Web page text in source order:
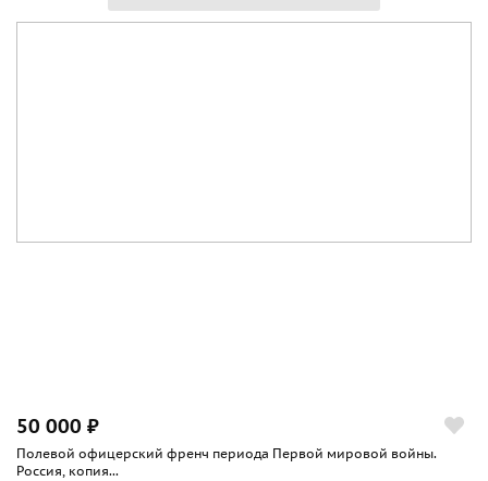
50 000 ₽
Полевой офицерский френч периода Первой мировой войны.
Россия, копия...